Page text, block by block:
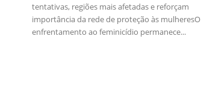
tentativas, regiões mais afetadas e reforçam
importância da rede de proteção às mulheresO
enfrentamento ao feminicídio permanece...